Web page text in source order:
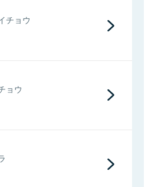
チョウ
ョウ